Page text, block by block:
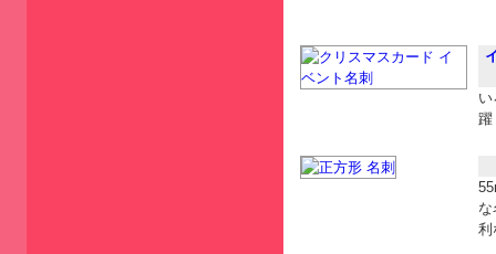
躍
利